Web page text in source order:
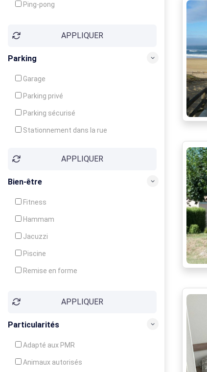
Ping-pong
Jeux d'enfantsAPPLIQUER
Parking
Garage
Parking privé
Parking sécurisé
Stationnement dans la rue
APPLIQUER
Bien-être
Fitness
Hammam
Jacuzzi
Piscine
Remise en forme
Soins du corpsAPPLIQUER
Particularités
Adapté aux PMR
Animaux autorisés